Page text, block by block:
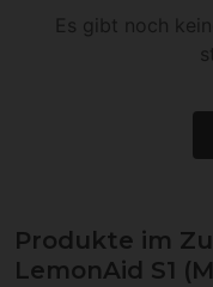
Es gibt noch
Produkte im
LemonAid S1